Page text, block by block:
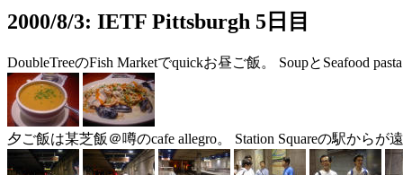
2000/8/3: IETF Pittsburgh 5日目
DoubleTreeのFish Marketでquickお昼ご飯。 SoupとSeafood
夕ご飯は某芝飯＠噂のcafe allegro。 Station Squareの駅からが